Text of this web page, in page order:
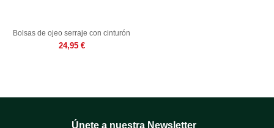
Bolsas de ojeo serraje con cinturón
24,95 €
Únete a nuestra Newsletter